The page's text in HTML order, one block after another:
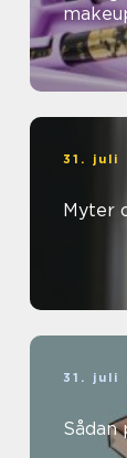
31. juli
Myter
31. juli
Sådan